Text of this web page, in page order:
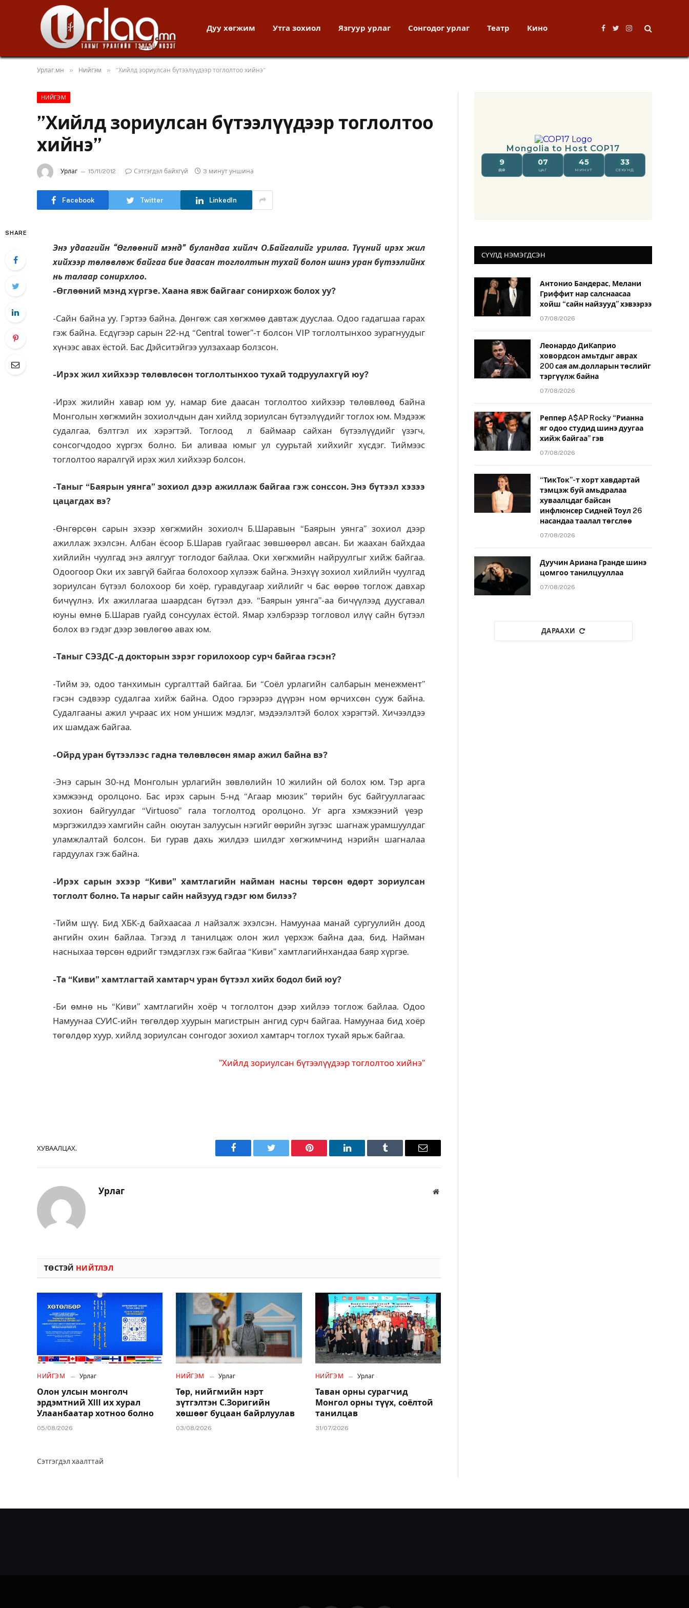
Дуу хөгжим Утга зохиол Язгуур урлаг Сонгодог урлаг Театр Кино
Facebook
TwitterInstagram
Урлаг.мн » Нийгэм » ”Хийлд зориулсан бүтээлүүдээр тоглолтоо хийнэ”
НИЙГЭМ
”Хийлд зориулсан бүтээлүүдээр тоглолтоо
хийнэ”
Урлаг 15/11/2012 Сэтгэгдэл байхгүй 3 минут уншина
Facebook Twitter LinkedIn
SHARE
Энэ удаагийн “Өглөөний мэнд” буландаа хийлч О.Байгалийг урилаа. Түүний ирэх жил
хийхээр төлөвлөж байгаа бие даасан тоглолтын тухай болон шинэ уран бүтээлийнх
нь талаар сонирхлоо.
-Өглөөний мэнд хүргэе. Хаана явж байгааг сонирхож болох уу?
-Сайн байна уу. Гэртээ байна. Дөнгөж сая хөгжмөө давтаж дууслаа. Одоо гадагшаа гарах
гэж байна. Есдүгээр сарын 22-нд “Central tower”-т болсон VIP тоглолтынхоо зурагнуудыг
хүнээс авах ёстой. Бас Дэйситэйгээ уулзахаар болзсон.
-Ирэх жил хийхээр төлөвлөсөн тоглолтынхоо тухай тодруулахгүй юу?
-Ирэх жилийн хавар юм уу, намар бие даасан тоглолтоо хийхээр төлөвлөөд байна
Монголын хөгжмийн зохиолчдын дан хийлд зориулсан бүтээлүүдийг тоглох юм. Мэдээж
судалгаа, бэлтгэл их хэрэгтэй. Тоглоод л баймаар сайхан бүтээлүүдийг үзэгч,
сонсогчдодоо хүргэх болно. Би аливаа юмыг ул суурьтай хийхийг хүсдэг. Тиймээс
тоглолтоо яаралгүй ирэх жил хийхээр болсон.
-Таныг “Баярын уянга” зохиол дээр ажиллаж байгаа гэж сонссон. Энэ бүтээл хэзээ
цацагдах вэ?
-Өнгөрсөн сарын эхээр хөгжмийн зохиолч Б.Шаравын “Баярын уянга” зохиол дээр
ажиллаж эхэлсэн. Албан ёсоор Б.Шарав гуайгаас зөвшөөрөл авсан. Би жаахан байхдаа
хийлийн чуулгад энэ аялгууг тоглодог байлаа. Оки хөгжмийн найруулгыг хийж байгаа.
Одоогоор Оки их завгүй байгаа болохоор хүлээж байна. Энэхүү зохиол хийлийн чуулгад
зориулсан бүтээл болохоор би хоёр, гуравдугаар хийлийг ч бас өөрөө тоглож давхар
бичүүлнэ. Их ажиллагаа шаардсан бүтээл дээ. “Баярын уянга”-аа бичүүлээд дуусгавал
юуны өмнө Б.Шарав гуайд сонсуулах ёстой. Ямар хэлбэрээр тогловол илүү сайн бүтээл
болох вэ гэдэг дээр зөвлөгөө авах юм.
-Таныг СЭЗДС-д докторын зэрэг горилохоор сурч байгаа гэсэн?
-Тийм ээ, одоо танхимын сургалттай байгаа. Би “Соёл урлагийн салбарын менежмент”
гэсэн сэдвээр судалгаа хийж байна. Одоо гэрээрээ дүүрэн ном өрчихсөн сууж байна.
Судалгааны ажил учраас их ном уншиж мэдлэг, мэдээлэлтэй болох хэрэгтэй. Хичээлдээ
их шамдаж байгаа.
-Ойрд уран бүтээлээс гадна төлөвлөсөн ямар ажил байна вэ?
-Энэ сарын 30-нд Монголын урлагийн зөвлөлийн 10 жилийн ой болох юм. Тэр арга
хэмжээнд оролцоно. Бас ирэх сарын 5-нд “Агаар мюзик” төрийн бус байгууллагаас
зохион байгуулдаг “Virtuoso” гала тоглолтод оролцоно. Уг арга хэмжээний үеэр
мэргэжилдээ хамгийн сайн оюутан залуусын нэгийг өөрийн зүгээс шагнаж урамшуулдаг
уламжлалтай болсон. Би гурав дахь жилдээ шилдэг хөгжимчинд нэрийн шагналаа
гардуулах гэж байна.
-Ирэх сарын эхээр “Киви” хамтлагийн найман насны төрсөн өдөрт зориулсан
тоглолт болно. Та нарыг сайн найзууд гэдэг юм билээ?
-Тийм шүү. Бид ХБК-д байхаасаа л найзалж эхэлсэн. Намуунаа манай сургуулийн доод
ангийн охин байлаа. Тэгээд л танилцаж олон жил үерхэж байна даа, бид. Найман
насныхаа төрсөн өдрийг тэмдэглэх гэж байгаа “Киви” хамтлагийнхандаа баяр хүргэе.
-Та “Киви” хамтлагтай хамтарч уран бүтээл хийх бодол бий юу?
-Би өмнө нь “Киви” хамтлагийн хоёр ч тоглолтон дээр хийлээ тоглож байлаа. Одоо
Намуунаа СУИС-ийн төгөлдөр хуурын магистрын ангид сурч байгаа. Намуунаа бид хоёр
төгөлдөр хуур, хийлд зориулсан сонгодог зохиол хамтарч тоглох тухай ярьж байгаа.
”Хийлд зориулсан бүтээлүүдээр тоглолтоо хийнэ”
ХУВААЛЦАХ.
Facebook Twitter Pinterest LinkedIn Tumblr Имэйл
Урлаг Вэбсайт
ТӨСТЭЙ НИЙТЛЭЛ
НИЙГЭМ Урлаг
Олон улсын монголч
эрдэмтний XIII их хурал
Улаанбаатар хотноо болно
05/08/2026
НИЙГЭМ Урлаг
Төр, нийгмийн нэрт
зүтгэлтэн С.Зоригийн
хөшөөг буцаан байрлуулав
03/08/2026
НИЙГЭМ Урлаг
Таван орны сурагчид
Монгол орны түүх, соёлтой
танилцав
31/07/2026
Сэтгэгдэл хаалттай
СҮҮЛД НЭМЭГДСЭН
Антонио Бандерас, Мелани
Гриффит нар салснаасаа
хойш “сайн найзууд” хэвээрээ
07/08/2026
Леонардо ДиКаприо
ховордсон амьтдыг аврах
200 сая ам.долларын төслийг
тэргүүлж байна
07/08/2026
Реппер A$AP Rocky “Рианна
яг одоо студид шинэ дуугаа
хийж байгаа” гэв
07/08/2026
“ТикТок”-т хорт хавдартай
тэмцэж буй амьдралаа
хуваалцдаг байсан
инфлюнсер Сидней Тоул 26
насандаа таалал төгслөө
07/08/2026
Дуучин Ариана Гранде шинэ
цомгоо танилцууллаа
07/08/2026
ДАРААХИ